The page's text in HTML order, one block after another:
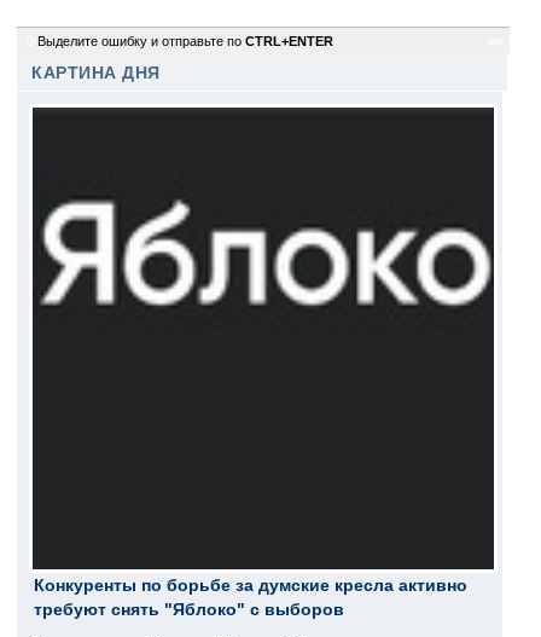
Выделите ошибку и отправьте по CTRL+ENTER
КАРТИНА ДНЯ
Конкуренты по борьбе за думские кресла активно
требуют снять "Яблоко" с выборов